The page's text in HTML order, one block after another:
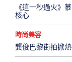
《這一秒過火》
核心
時尚美容
龔俊巴黎街拍掀